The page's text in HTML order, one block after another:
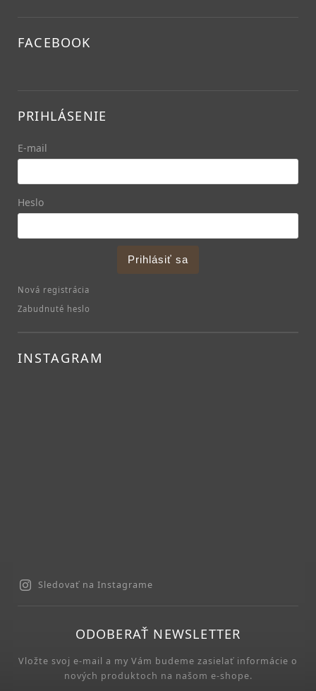
FACEBOOK
PRIHLÁSENIE
E-mail
Heslo
Prihlásiť sa
Nová registrácia
Zabudnuté heslo
INSTAGRAM
Sledovať na Instagrame
ODOBERAŤ NEWSLETTER
Vložte svoj e-mail a my Vám budeme zasielať informácie o
nových produktoch na našom e-shope.